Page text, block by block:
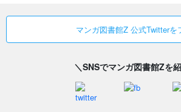
マンガ図書館Z 公式Twitterを
＼SNSでマンガ図書館Zを